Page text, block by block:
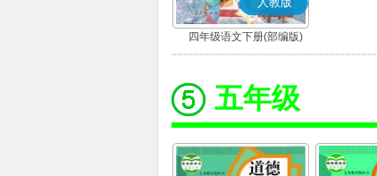
四年级语文下册(部编版)
五年级